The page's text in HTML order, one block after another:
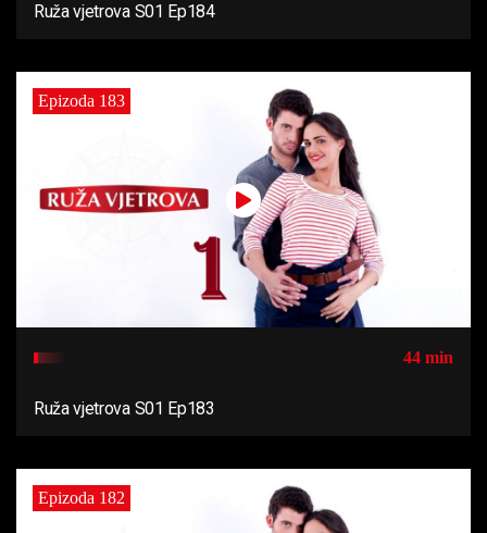
Ruža vjetrova S01 Ep184
Epizoda 183
44 min
Ruža vjetrova S01 Ep183
Epizoda 182